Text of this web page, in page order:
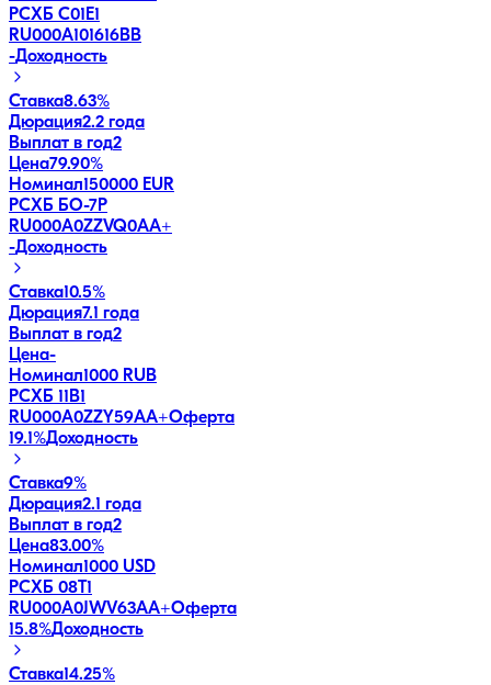
РСХБ С01Е1
RU000A101616BB
-Доходность
Ставка8.63%
Дюрация2.2 года
Выплат в год2
Цена79.90%
Номинал150000 EUR
РСХБ БО-7Р
RU000A0ZZVQ0AA+
-Доходность
Ставка10.5%
Дюрация7.1 года
Выплат в год2
Цена-
Номинал1000 RUB
РСХБ 11В1
RU000A0ZZY59AA+Оферта
19.1%Доходность
Ставка9%
Дюрация2.1 года
Выплат в год2
Цена83.00%
Номинал1000 USD
РСХБ 08Т1
RU000A0JWV63AA+Оферта
15.8%Доходность
Ставка14.25%